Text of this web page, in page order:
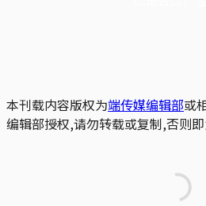
本刊载内容版权为端传媒编辑部或
编辑部授权,请勿转载或复制,否则即